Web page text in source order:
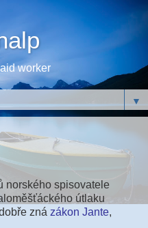
worker
▼
norského spisovatele
útlaku
zná zákon Jante,